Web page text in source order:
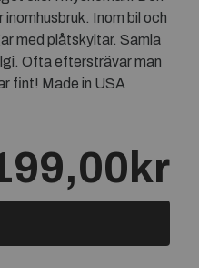
Inom bil och
med plåtskyltar. Samla
Ofta eftersträvar man
fint! Made in USA